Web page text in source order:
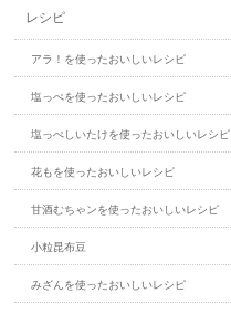
レシピ
アラ！を使ったおいしいレシピ
塩っぺを使ったおいしいレシピ
塩っぺしいたけを使ったおいしいレシピ
花もを使ったおいしいレシピ
甘酒むちゃンを使ったおいしいレシピ
小粒昆布豆
みざんを使ったおいしいレシピ